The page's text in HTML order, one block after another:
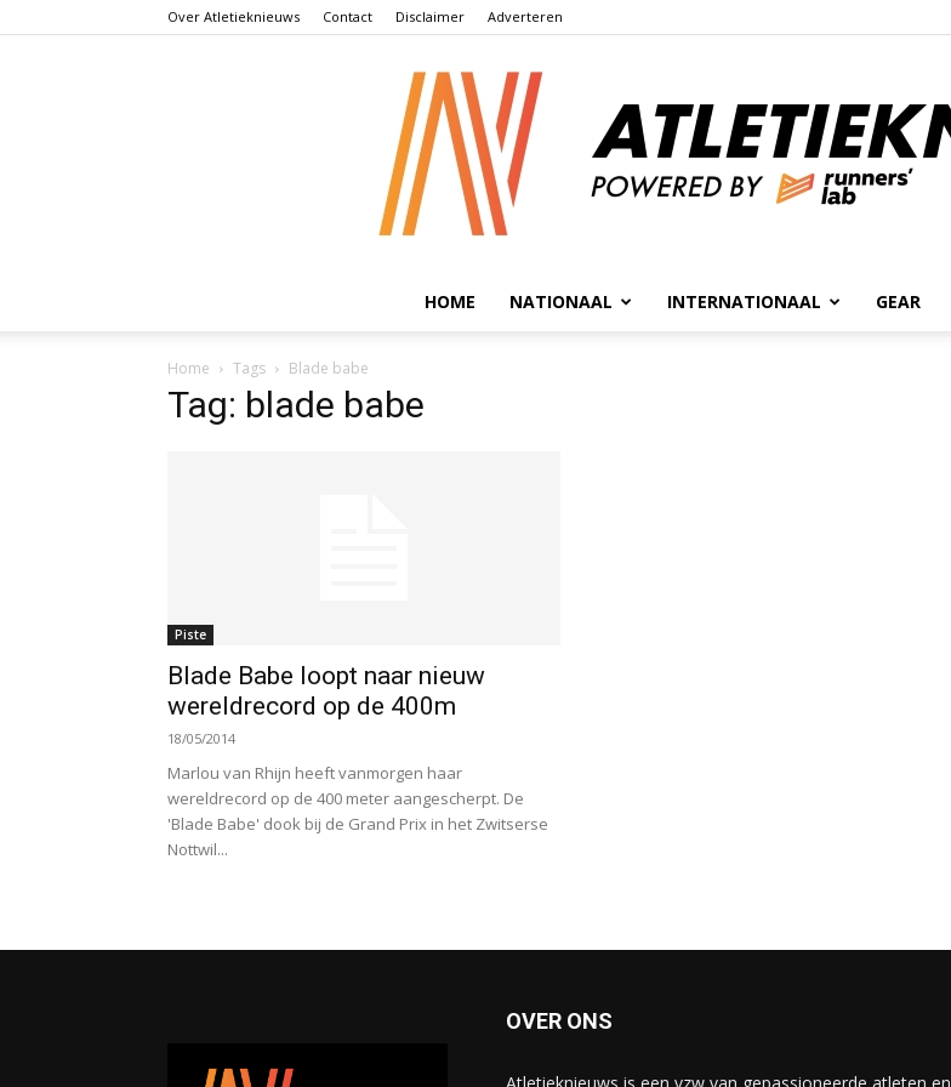
Over Atletieknieuws Contact Disclaimer Adverteren
HOME NATIONAAL INTERNATIONAAL GEAR
Home Tags Blade babe
Tag: blade babe
Piste
Blade Babe loopt naar nieuw
wereldrecord op de 400m
18/05/2014
Marlou van Rhijn heeft vanmorgen haar
wereldrecord op de 400 meter aangescherpt. De
'Blade Babe' dook bij de Grand Prix in het Zwitserse
Nottwil...
OVER ONS